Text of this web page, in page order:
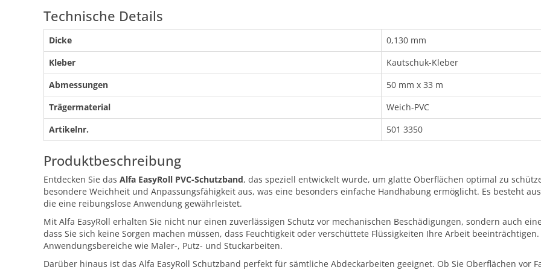
Technische Details
Dicke
0,130 mm
Kleber
Kautschuk-Kleber
Abmessungen
50 mm x 33 m
Trägermaterial
Weich-PVC
Artikelnr.
501 3350
Produktbeschreibung
Entdecken Sie das Alfa EasyRoll PVC-Schutzband, das speziell entwickelt wurde, um glatte Oberflächen optimal zu
besondere Weichheit und Anpassungsfähigkeit aus, was eine besonders einfache Handhabung ermöglicht. Es besteht
die eine reibungslose Anwendung gewährleistet.
Mit Alfa EasyRoll erhalten Sie nicht nur einen zuverlässigen Schutz vor mechanischen Beschädigungen, sondern auch
dass Sie sich keine Sorgen machen müssen, dass Feuchtigkeit oder verschüttete Flüssigkeiten Ihre Arbeit
Anwendungsbereiche wie Maler-, Putz- und Stuckarbeiten.
Darüber hinaus ist das Alfa EasyRoll Schutzband perfekt für sämtliche Abdeckarbeiten geeignet. Ob Sie Oberflächen vor